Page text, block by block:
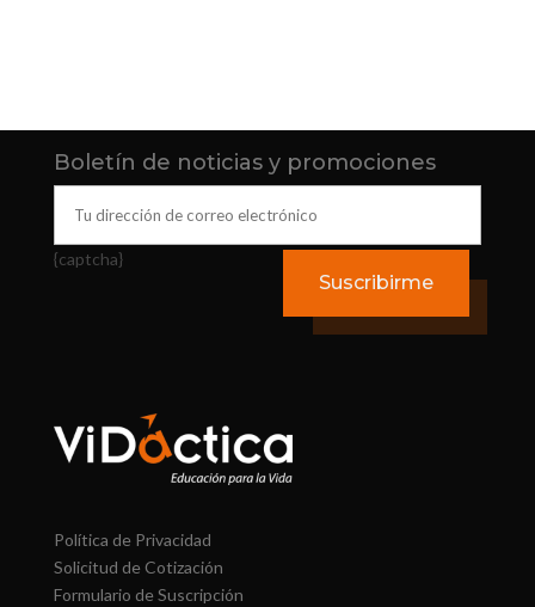
Boletín de noticias y promociones
{captcha}
Política de Privacidad
Solicitud de Cotización
Formulario de Suscripción